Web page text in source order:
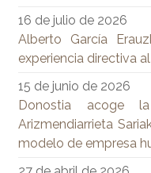
16 de julio de 2026
Alberto García
experiencia directiva
15 de junio de 2026
Donostia acoge
Arizmendiarrieta
modelo de empresa